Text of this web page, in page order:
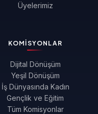
Üyelerimiz
KOMISYONLAR
Dijital Dönüşüm
Yeşil Dönüşüm
İş Dünyasında Kadın
Gençlik ve Eğitim
Tüm Komisyonlar